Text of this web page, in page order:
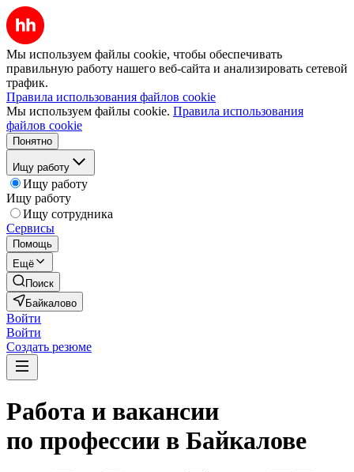
Мы используем файлы cookie, чтобы обеспечивать
правильную работу нашего веб-сайта и анализировать сетевой
трафик.
Правила использования файлов cookie
Мы используем файлы cookie. Правила использования
файлов cookie
Понятно
Ищу работу
Ищу работу
Ищу работу
Ищу сотрудника
Сервисы
Помощь
Ещё
Поиск
Байкалово
Войти
Войти
Создать резюме
Работа и вакансии
по профессии в Байкалове